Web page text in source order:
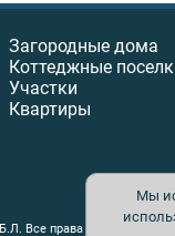
Загородные дома
Коттеджные
Участки
Квартиры
Все права защищены.
Мы